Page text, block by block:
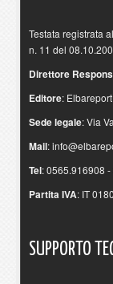
Testata registrata
n. 11 del
Direttore
Editore:
Sede legale: Via
Mail:
Tel: 0565.916908
Partita IVA: IT
SUPPORTO